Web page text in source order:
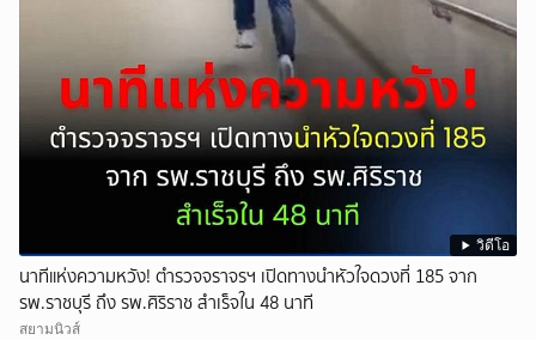
วิดีโอ
นาทีแห่งความหวัง! ตำรวจจราจรฯ เปิดทางนำหัวใจดวงที่ 185 จาก
รพ.ราชบุรี ถึง รพ.ศิริราช สำเร็จใน 48 นาที
สยามนิวส์